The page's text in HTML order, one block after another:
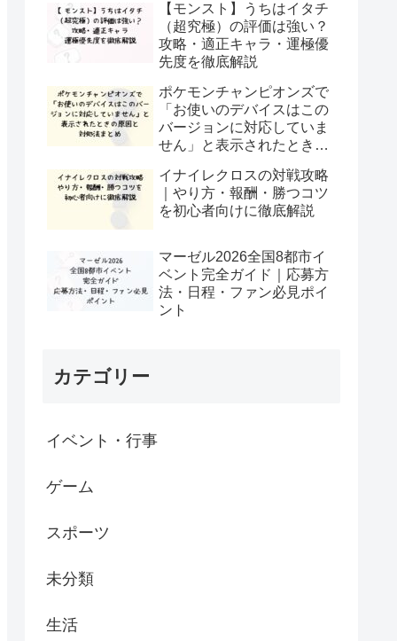
【モンスト】うちはイタチ
（超究極）の評価は強い？
攻略・適正キャラ・運極優
先度を徹底解説
ポケモンチャンピオンズで
「お使いのデバイスはこの
バージョンに対応していま
せん」と表示されたときの
イナイレクロスの対戦攻略
｜やり方・報酬・勝つコツ
を初心者向けに徹底解説
マーゼル2026全国8都市イ
ベント完全ガイド｜応募方
法・日程・ファン必見ポイ
ント
カテゴリー
イベント・行事
ゲーム
スポーツ
未分類
生活